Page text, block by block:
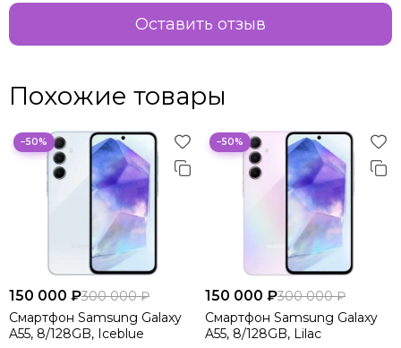
Оставить отзыв
Похожие товары
−50%
150 000 ₽300 000 ₽
Смартфон Samsung Galaxy
A55, 8/128GB, Iceblue
−50%
150 000 ₽300 000 ₽
Смартфон Samsung Galaxy
A55, 8/128GB, Lilac